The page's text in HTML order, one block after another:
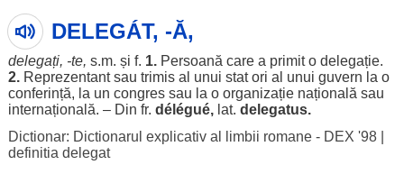
DELEGÁT, -Ă,
delegați, -te, s.m. și f. 1. Persoană care a primito delegație.
2. Reprezentantsau trimisal unui statori al unui guvern la o
conferință, la un congressau la o organizație națională sau
internațională. – Din fr. délégué,lat. delegatus.
Dictionar: Dictionarul explicativ al limbii romane - DEX '98|
definitia delegat